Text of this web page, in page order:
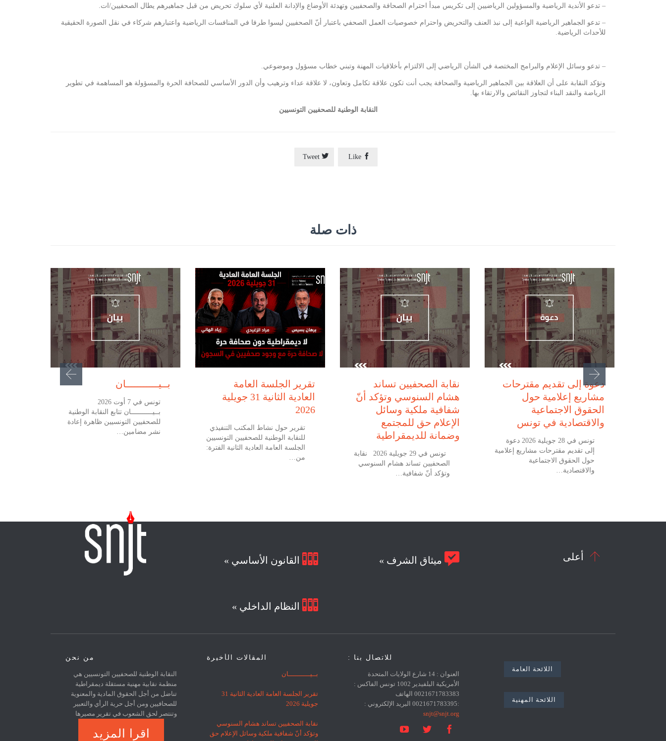
– تدعو الأندية الرياضية والمسؤولين الرياضيين إلى تكريس مبدأ احترام الصحافة والصحفيين وتهدئة الأوضاع والإدانة العلنية لأي سلوك تحريض من قبل جماهيرهم يطال الصحفيين/ات.
– تدعو الجماهير الرياضية الواعية إلى نبذ العنف والتحريض واحترام خصوصيات العمل الصحفي باعتبار أنّ الصحفيين ليسوا طرفا في المنافسات الرياضية واعتبارهم شركاء في نقل الصورة الحقيقية
للأحداث الرياضية.
– تدعو وسائل الإعلام والبرامج المختصة في الشأن الرياضي إلى الالتزام بأخلاقيات المهنة وتبني خطاب مسؤول وموضوعي.
وتؤكد النقابة على أن العلاقة بين الجماهير الرياضية والصحافة يجب أنت تكون علاقة تكامل وتعاون، لا علاقة عداء وترهيب وأن الدور الأساسي للصحافة الحرة والمسؤولة هو المساهمة في تطوير
الرياضة والنقد البناء لتجاوز النقائص والارتقاء بها.
النقابة الوطنية للصحفيين التونسيين

Like

Tweet
ذات صلة
بــيـــــــــــان
تونس في 7 أوت 2026
بــيـــــــــــان تتابع النقابة الوطنية
للصحفيين التونسيين ظاهرة إعادة
نشر مضامين…
تقرير الجلسة العامة
العادية الثانية 31 جويلية
2026
تقرير حول نشاط المكتب التنفيذي
للنقابة الوطنية للصحفيين التونسيين
الجلسة العامة العادية الثانية الفترة:
من…
نقابة الصحفيين تساند
هشام السنوسي وتؤكد أنّ
شفافية ملكية وسائل
الإعلام حق للمجتمع
وضمانة للديمقراطية
تونس في 29 جويلية 2026 نقابة
الصحفيين تساند هشام السنوسي
وتؤكد أنّ شفافية…
دعوة إلى تقديم مقترحات
مشاريع إعلامية حول
الحقوق الاجتماعية
والاقتصادية في تونس
تونس في 28 جويلية 2026 دعوة
إلى تقديم مقترحات مشاريع إعلامية
حول الحقوق الاجتماعية
والاقتصادية…
 القانون الأساسي »
 النظام الداخلي »
 ميثاق الشرف »  أعلى
من نحن
النقابة الوطنية للصحفيين التونسيين هي
منظمة نقابية مهنية مستقلة ديمقراطية
تناضل من أجل الحقوق المادية والمعنوية
للصحافيين ومن أجل حرية الرأي والتعبير
وتنتصر لحق الشعوب في تقرير مصيرها
اقرا المزيد
المقالات الأخيرة
بــيـــــــــــان
تقرير الجلسة العامة العادية الثانية 31
جويلية 2026
نقابة الصحفيين تساند هشام السنوسي
وتؤكد أنّ شفافية ملكية وسائل الإعلام حق
للاتصال بنا :
العنوان : 14 شارع الولايات المتحدة
الأمريكية البلفيدير 1002 تونس الفاكس :
0021671783383 الهاتف
:0021671783395 البريد الإلكتروني :
snjt@snjt.org



اللائحة العامة
اللائحة المهنية